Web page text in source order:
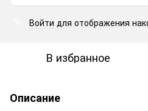
Войти для отображения
В избранное
Описание